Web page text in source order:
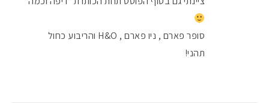
סופר פארם , ניו פארם , H&O והריבוע כחול
תהני!